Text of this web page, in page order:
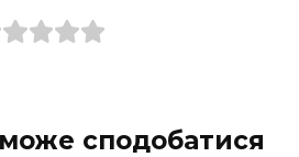
сподобатися